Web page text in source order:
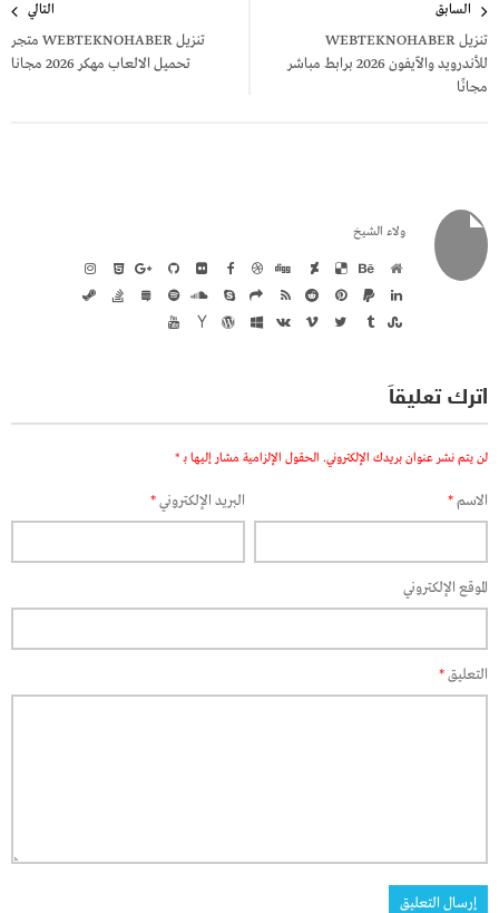
المقالات
السابق
تنزيل WEBTEKNOHABER
للأندرويد والآيفون 2026 برابط مباشر
مجانًا
التالي
تنزيل WEBTEKNOHABER متجر
تحميل الالعاب مهكر 2026 مجانا
ولاء الشيخ
اترك تعليقاً
لن يتم نشر عنوان بريدك الإلكتروني. الحقول الإلزامية مشار إليها بـ *
الاسم* البريد الإلكتروني*
الموقع الإلكتروني
التعليق*